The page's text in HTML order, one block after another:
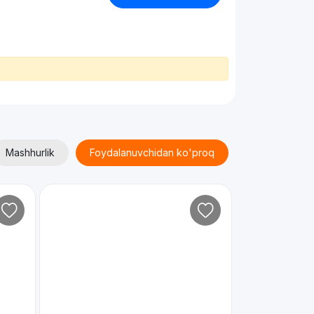
Mashhurlik Foydalanuvchidan ko'proq